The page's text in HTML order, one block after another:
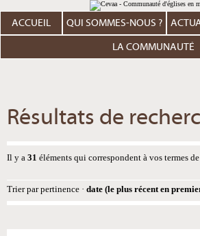
au
contenu.
Aller
personnels
ACCUEIL QUI SOMMES-NOUS ?
LA COMMUNAUTÉ
Résultats de
Il y a 31 éléments qui correspondent à vos termes
Trier par pertinence · date (le plus récent en